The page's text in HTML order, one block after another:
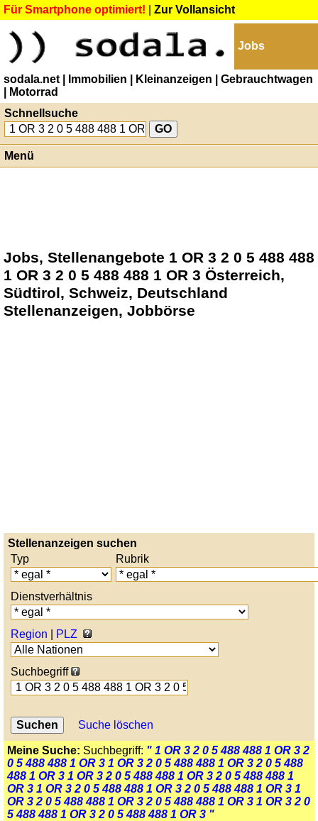
Für Smartphone optimiert! Zur Vollansicht
Jobs
sodala.net | Immobilien | Kleinanzeigen
| Gebrauchtwagen
| Motorrad
Schnellsuche
Menü
Jobs, Stellenangebote 1 OR 3 2 0 5 488 488
1 OR 3 2 0 5 488 488 1 OR 3 Österreich,
Südtirol, Schweiz, Deutschland
Stellenanzeigen, Jobbörse
Stellenanzeigen suchen
Typ
Rubrik
Dienstverhältnis
Region PLZ
Suchbegriff
Suche löschen
Meine Suche: Suchbegriff: " 1 OR 3 2 0 5 488 488 1 OR 3 2
0 5 488 488 1 OR 3 1 OR 3 2 0 5 488 488 1 OR 3 2 0 5 488
488 1 OR 3 1 OR 3 2 0 5 488 488 1 OR 3 2 0 5 488 488 1
OR 3 1 OR 3 2 0 5 488 488 1 OR 3 2 0 5 488 488 1 OR 3 1
OR 3 2 0 5 488 488 1 OR 3 2 0 5 488 488 1 OR 3 1 OR 3 2 0
5 488 488 1 OR 3 2 0 5 488 488 1 OR 3 "